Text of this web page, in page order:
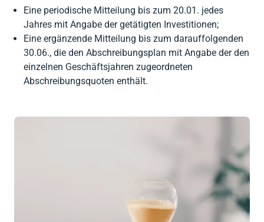
Eine periodische Mitteilung bis zum 20.01. jedes
Jahres mit Angabe der getätigten Investitionen;
Eine ergänzende Mitteilung bis zum darauffolgenden
30.06., die den Abschreibungsplan mit Angabe der den
einzelnen Geschäftsjahren zugeordneten
Abschreibungsquoten enthält.